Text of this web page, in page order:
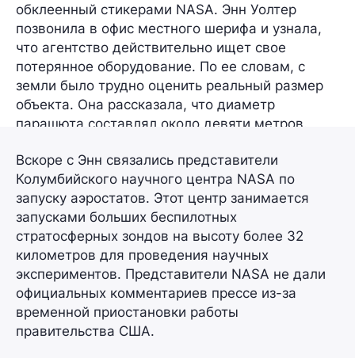
обклеенный стикерами NASA. Энн Уолтер
позвонила в офис местного шерифа и узнала,
что агентство действительно ищет свое
потерянное оборудование. По ее словам, с
земли было трудно оценить реальный размер
объекта. Она рассказала, что диаметр
парашюта составлял около девяти метров.
Вскоре с Энн связались представители
Колумбийского научного центра NASA по
запуску аэростатов. Этот центр занимается
запусками больших беспилотных
стратосферных зондов на высоту более 32
километров для проведения научных
экспериментов. Представители NASA не дали
официальных комментариев прессе из-за
временной приостановки работы
правительства США.